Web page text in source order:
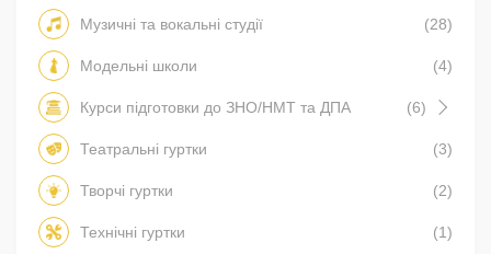
Музичні та вокальні студії (28)
Модельні школи (4)
Курси підготовки до ЗНО/НМТ та ДПА (6)
Театральні гуртки (3)
Творчі гуртки (2)
Технічні гуртки (1)